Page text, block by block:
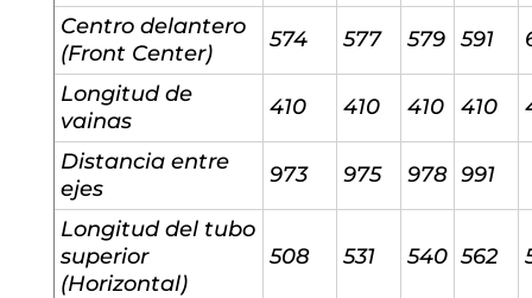
Centro delantero
(Front Center)
574 577 579 591
Longitud de
vainas
410 410 410 410
Distancia entre
ejes
973 975 978 991
Longitud del tubo
superior
(Horizontal)
508 531 540 562